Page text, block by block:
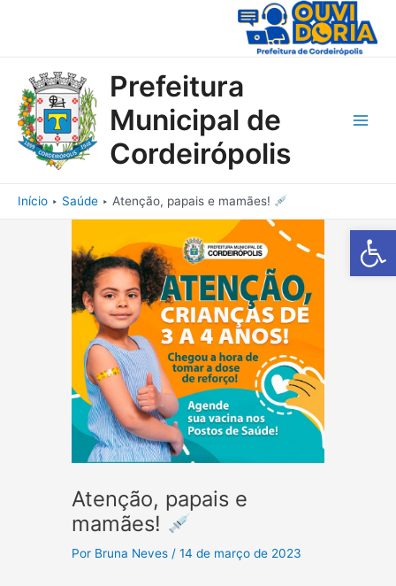
Barra de
Prefeitura
Municipal de
Cordeirópolis
Início Saúde Atenção, papais e mamães!
Atenção, papais e
mamães!
Por Bruna Neves /14 de março de 2023